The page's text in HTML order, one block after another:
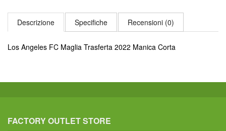
Descrizione Specifiche Recensioni (0)
Los Angeles FC Maglia Trasferta 2022 Manica Corta
FACTORY OUTLET STORE